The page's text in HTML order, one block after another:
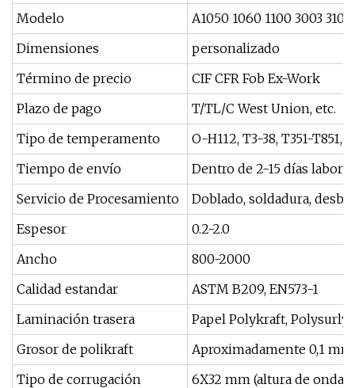
Modelo
A1050 1060 1100 3003
Dimensiones
personalizado
Término de precio
CIF CFR Fob Ex-Work
Plazo de pago
T/TL/C West Union, etc.
Tipo de temperamento
O-H112, T3-38, T351-T851,
Tiempo de envío
Dentro de 2-15 días
Servicio de Procesamiento
Doblado, soldadura,
Espesor
0.2-2.0
Ancho
800-2000
Calidad estandar
ASTM B209, EN573-1
Laminación trasera
Papel Polykraft,
Grosor de polikraft
Aproximadamente 0,1 mm
Tipo de corrugación
6X32 mm (altura de onda